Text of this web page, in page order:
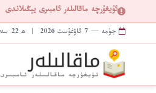
ئۇيغۇرچە ماقالىلەر ئامبىرى يېڭىلاندى
جۈمە — 7 ئاۋغۇست 2026 | ھ 22 سەفەر 1448